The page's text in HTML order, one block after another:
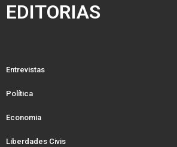
EDITORIAS
Entrevistas
Política
Economia
Liberdades Civis